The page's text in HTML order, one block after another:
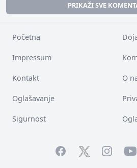
PRIKAŽI SVE
Početna
Impressum
Kontakt O
Oglašavanje
Sigurnost
FacebookTwitterInstagram